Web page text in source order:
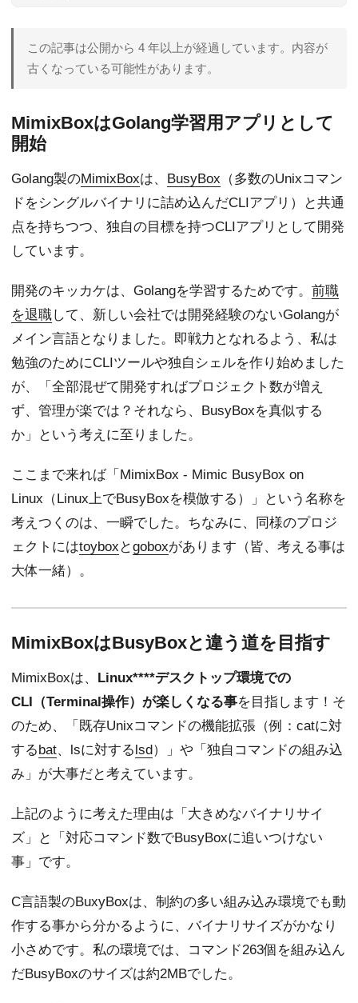
この記事は公開から 4 年以上が経過しています。内容が
古くなっている可能性があります。
MimixBoxはGolang学習用アプリとして
開始
Golang製のMimixBoxは、 BusyBox （多数のUnixコマン
ドをシングルバイナリに詰め込んだCLIアプリ）と共通
点を持ちつつ、独自の目標を持つCLIアプリとして開発
しています。
開発のキッカケは、Golangを学習するためです。 前職
を退職して、新しい会社では開発経験のないGolangが
メイン言語となりました。即戦力となれるよう、私は
勉強のためにCLIツールや独自シェルを作り始めました
が、「全部混ぜて開発すればプロジェクト数が増え
ず、管理が楽では？それなら、BusyBoxを真似する
か」という考えに至りました。
ここまで来れば「MimixBox - Mimic BusyBox on
Linux（Linux上でBusyBoxを模倣する）」という名称を
考えつくのは、一瞬でした。ちなみに、同様のプロジ
ェクトにはtoybox とgoboxがあります（皆、考える事は
大体一緒）。
MimixBoxはBusyBoxと違う道を目指す
MimixBoxは、 Linux****デスクトップ環境での
CLI（Terminal操作）が楽しくなる事を目指します！そ
のため、「既存Unixコマンドの機能拡張（例：catに対
するbat、lsに対するlsd）」や「独自コマンドの組み込
み」が大事だと考えています。
上記のように考えた理由は「大きめなバイナリサイ
ズ」と「対応コマンド数でBusyBoxに追いつけない
事」です。
C言語製のBuxyBoxは、制約の多い組み込み環境でも動
作する事から分かるように、バイナリサイズがかなり
小さめです。私の環境では、コマンド263個を組み込ん
だBusyBoxのサイズは約2MBでした。